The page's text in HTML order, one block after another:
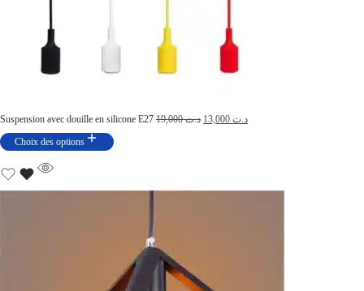
Suspension avec douille en silicone E27 د.ت19,000 د.ت
Choix des options